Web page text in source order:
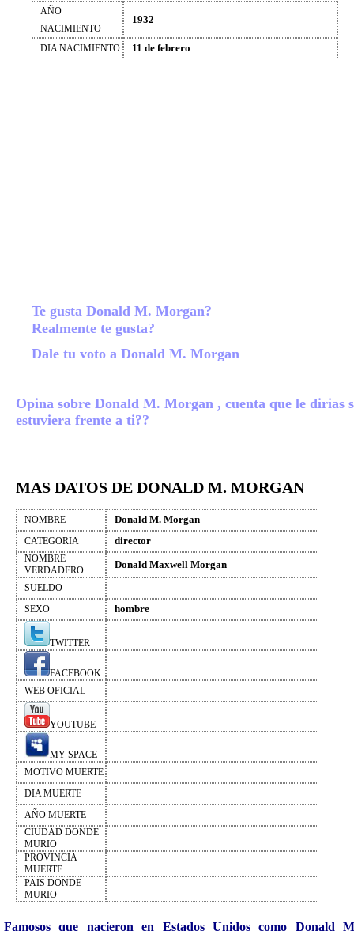
AÑO
NACIMIENTO
1932
DIA NACIMIENTO 11 de febrero
Te gusta Donald M. Morgan?
Realmente te gusta?
Dale tu voto a Donald M. Morgan
Opina sobre Donald M. Morgan , cuenta que le dirias
estuviera frente a ti??
MAS DATOS DE DONALD M. MORGAN
NOMBRE Donald M. Morgan
CATEGORIA director
NOMBRE
VERDADERO
Donald Maxwell Morgan
SUELDO
SEXO
hombre
TWITTER
FACEBOOK
WEB OFICIAL
YOUTUBE
MY SPACE
MOTIVO MUERTE
DIA MUERTE
AÑO MUERTE
CIUDAD DONDE
MURIO
PROVINCIA
MUERTE
PAIS DONDE
MURIO
Famosos que nacieron en Estados Unidos como Donald